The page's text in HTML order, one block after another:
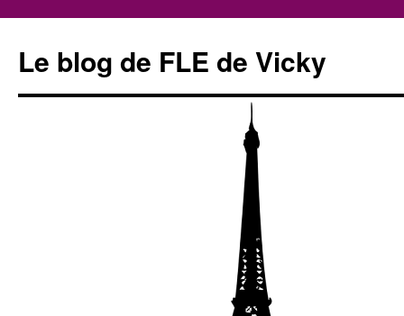
Le blog de FLE de Vicky